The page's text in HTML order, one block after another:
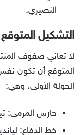
النصيري.
التشكيل
لا تعاني صفوف
المتوقع أن تكون
الجولة الأولى، وهي:
حارس المرمى:
خط الدفاع: